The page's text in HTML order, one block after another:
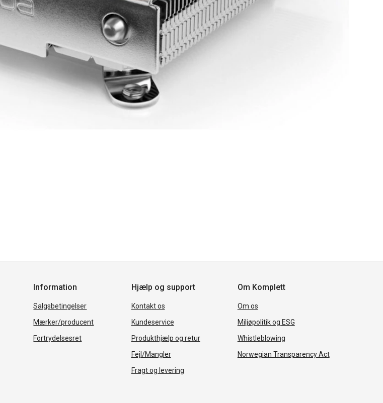
Information
Salgsbetingelser
Mærker/producent
Fortrydelsesret
Hjælp og support
Kontakt os
Kundeservice
Produkthjælp og retur
Fejl/Mangler
Fragt og levering
Om Komplett
Om os
Miljøpolitik og ESG
Whistleblowing
Norwegian Transparency Act